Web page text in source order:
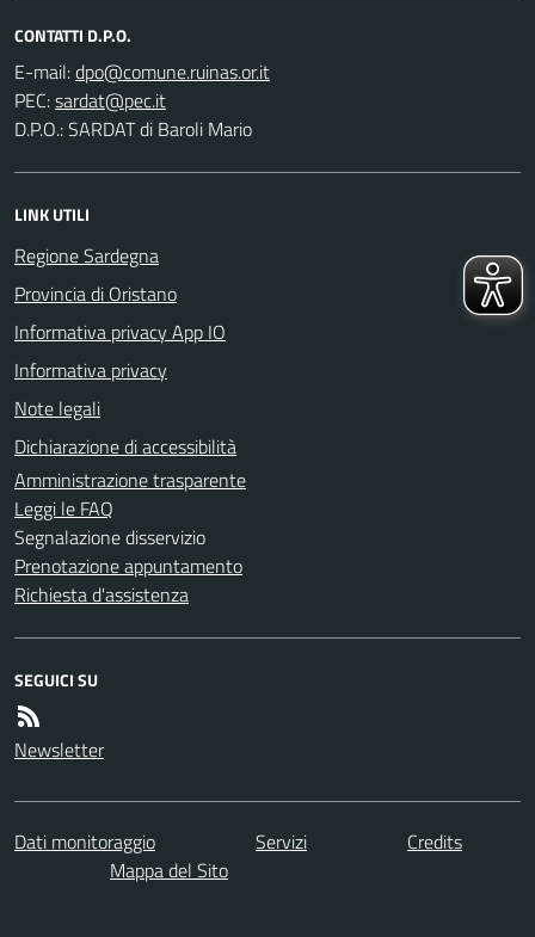
CONTATTI D.P.O.
E-mail:
PEC:
D.P.O.: SARDAT di Baroli Mario
LINK UTILI
Regione Sardegna
Provincia di Oristano
Informativa privacy App IO
Informativa privacy
Note legali
Dichiarazione di accessibilità
Amministrazione trasparente
Leggi le FAQ
Segnalazione disservizio
Prenotazione appuntamento
Richiesta d'assistenza
SEGUICI SU
Newsletter
Dati monitoraggio Servizi
Credits
Mappa del Sito